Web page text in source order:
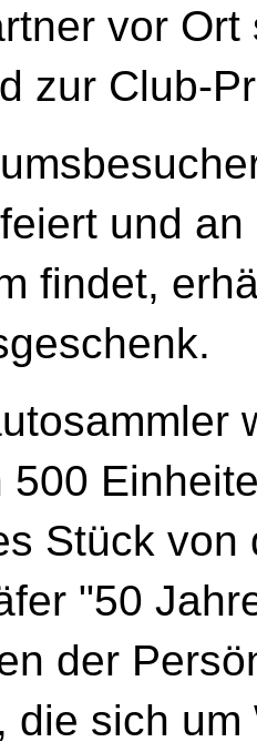
vor
zur Club-
und
findet,
500
Stück
"50
der
die sich